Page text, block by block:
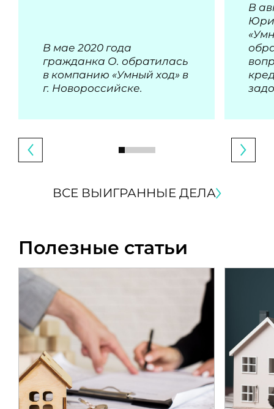
В мае 2020 года
гражданка О. обратилась
в компанию «Умный ход» в
г. Новороссийске.
В
ВСЕ ВЫИГРАННЫЕ ДЕЛА
Полезные статьи